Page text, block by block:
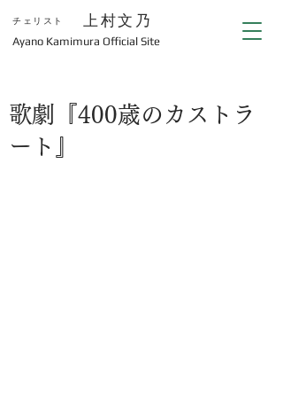
上村文乃
​Ayano Kamimura Official Site
チェリスト
歌劇『400歳のカストラ
ート』